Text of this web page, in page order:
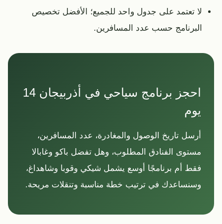
لا تعتمد على جدول واحد للجميع؛ الأفضل تخصيص
البرنامج حسب عدد المسافرين.
احجز برنامج سياحي في أذربيجان 14
يوم
أرسل تاريخ الوصول والمغادرة، عدد المسافرين،
مستوى الفنادق المطلوب، وهل تفضل باكو وغابالا
فقط أم برنامجًا أوسع يشمل شيكي وقوبا وشاهداغ،
وسنساعدك في ترتيب خطة مناسبة وتنقلات مريحة.